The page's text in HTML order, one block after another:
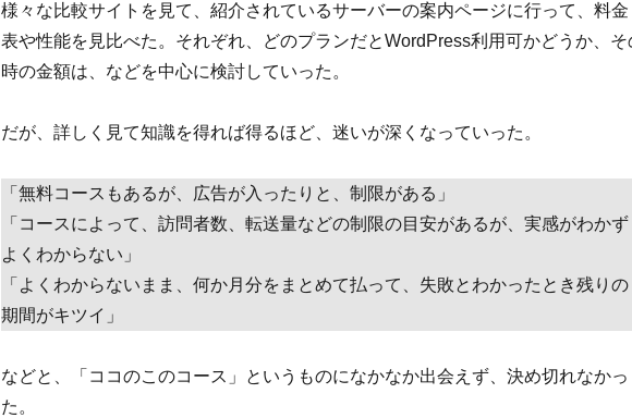
様々な比較サイトを見て、紹介されているサーバーの案内ページに行って、料金
表や性能を見比べた。それぞれ、どのプランだとWordPress利用可かどうか、そ
時の金額は、などを中心に検討していった。
だが、詳しく見て知識を得れば得るほど、迷いが深くなっていった。
「無料コースもあるが、広告が入ったりと、制限がある」
「コースによって、訪問者数、転送量などの制限の目安があるが、実感がわかず
よくわからない」
「よくわからないまま、何か月分をまとめて払って、失敗とわかったとき残りの
期間がキツイ」
などと、「ココのこのコース」というものになかなか出会えず、決め切れなかっ
た。